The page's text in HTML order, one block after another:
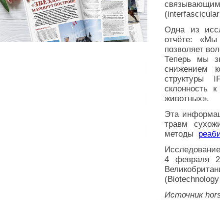
Одна из
отчёте:
позволяет
Теперь мы
снижением
структуры
склонность
животных».
Эта
травм
методы
4 февраля
Источник